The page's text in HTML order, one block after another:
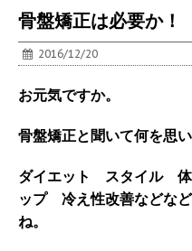
骨盤矯正は必要か！
2016/12/20
お元気ですか。
骨盤矯正と聞いて何を思
ダイエット スタイル
ップ 冷え性改善などな
ね。